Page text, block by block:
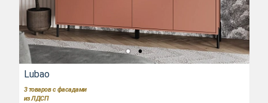
Lubao
3 товаров с фасадами
из ЛДСП